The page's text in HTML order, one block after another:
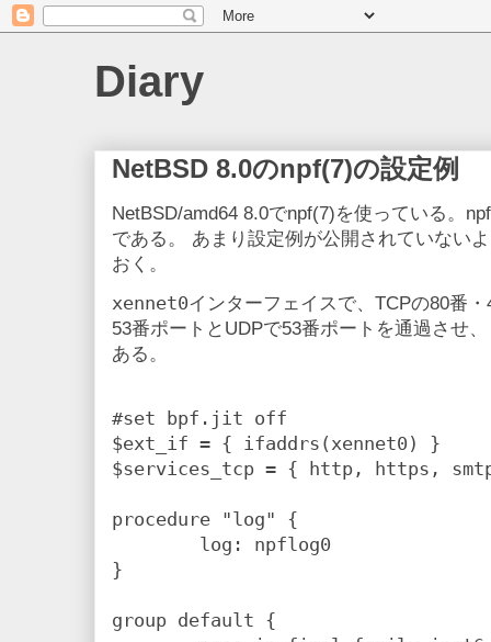
Diary
NetBSD 8.0のnpf(7)の設定例
NetBSD/amd64 8.0でnpf(7)を使っている。
である。 あまり設定例が公開されていない
おく。
xennet0インターフェイスで、TCPの80番
53番ポートとUDPで53番ポートを通過させ
ある。
#set bpf.jit off
$ext_if = { ifaddrs(xennet0) }
$services_tcp = { http, https,
procedure "log" {
}
group default {